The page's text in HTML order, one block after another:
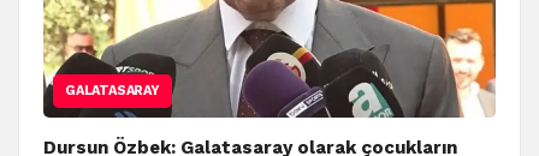
GALATASARAY
Dursun Özbek: Galatasaray olarak çocukların